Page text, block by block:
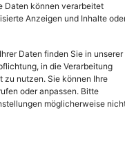
Daten können verarbeitet
Anzeigen und Inhalte
Daten finden Sie in unserer
in die Verarbeitung
zu nutzen. Sie können Ihre
oder anpassen. Bitte
möglicherweise
vorbehalten.
mayen.de
Mayen